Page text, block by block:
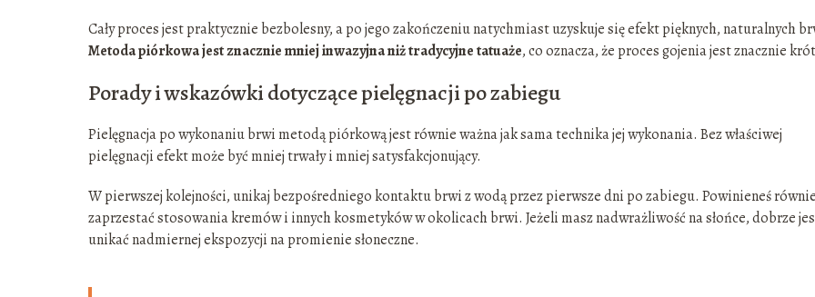
Cały proces jest praktycznie bezbolesny, a po jego zakończeniu natychmiast uzyskuje się efekt pięknych, naturalnych
Metoda piórkowa jest znacznie mniej inwazyjna niż tradycyjne tatuaże, co oznacza, że proces gojenia jest znacznie
Porady i wskazówki dotyczące pielęgnacji po zabiegu
Pielęgnacja po wykonaniu brwi metodą piórkową jest równie ważna jak sama technika jej wykonania. Bez właściwej
pielęgnacji efekt może być mniej trwały i mniej satysfakcjonujący.
W pierwszej kolejności, unikaj bezpośredniego kontaktu brwi z wodą przez pierwsze dni po zabiegu. Powinieneś
zaprzestać stosowania kremów i innych kosmetyków w okolicach brwi. Jeżeli masz nadwrażliwość na słońce, dobrze
unikać nadmiernej ekspozycji na promienie słoneczne.